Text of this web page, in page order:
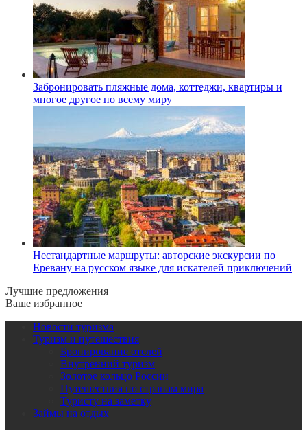
Забронировать пляжные дома, коттеджи, квартиры и
многое другое по всему миру
Нестандартные маршруты: авторские экскурсии по
Еревану на русском языке для искателей приключений
Лучшие предложения
Ваше избранное
Новости туризма
Туризм и путешествия
Бронирование отелей
Внутренний туризм
Золотое кольцо России
Путешествия по странам мира
Туристу на заметку
Займы на отдых